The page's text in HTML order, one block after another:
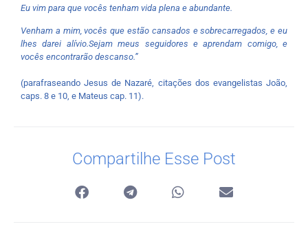
Eu vim para que vocês tenham vida plena e abundante.
Venham a mim, vocês que estão cansados e sobrecarregados, e eu
lhes darei alívio.Sejam meus seguidores e aprendam comigo, e
vocês encontrarão descanso.”
(parafraseando Jesus de Nazaré, citações dos evangelistas João,
caps. 8 e 10, e Mateus cap. 11).
Compartilhe Esse Post